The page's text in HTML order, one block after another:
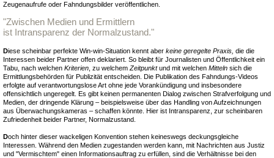
Zeugenaufrufe oder Fahndungsbilder veröffentlichen.
"Zwischen Medien und Ermittlern
ist Intransparenz der Normalzustand."
Diese scheinbar perfekte Win-win-Situation kennt aber keine geregelte Praxis, die die
Interessen beider Partner offen deklariert. So bleibt für Journalisten und Öffentlichkeit ein
Tabu, nach welchen Kriterien , zu welchem Zeitpunktund mit welchen Mitteln sich die
Ermittlungsbehörden für Publizität entscheiden. Die Publikation des Fahndungs-Videos
erfolgte auf verantwortungslose Art ohne jede Vorankündigung und insbesondere
offensichtlich ungeregelt. Es gibt keinen permanenten Dialog zwischen Strafverfolgung und
Medien, der dringende Klärung – beispielsweise über das Handling von Aufzeichnungen
aus Überwachungskameras – schaffen könnte. Hier ist Intransparenz, zur scheinbaren
Zufriedenheit beider Partner, Normalzustand.
Doch hinter dieser wackeligen Konvention stehen keineswegs deckungsgleiche
Interessen. Während den Medien zugestanden werden kann, mit Nachrichten aus Justiz
und "Vermischtem" einen Informationsauftrag zu erfüllen, sind die Verhältnisse bei den